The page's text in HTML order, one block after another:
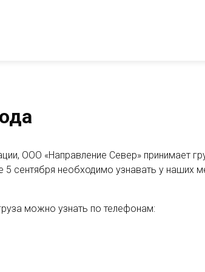
ООО «Направление Север» принимает
5 сентября необходимо узнавать у наших
можно узнать по телефонам: